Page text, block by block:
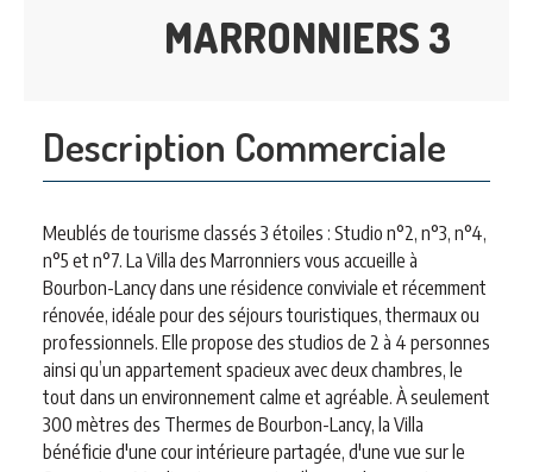
MARRONNIERS 3
Description Commerciale
Meublés de tourisme classés 3 étoiles : Studio n°2, n°3, n°4,
n°5 et n°7. La Villa des Marronniers vous accueille à
Bourbon-Lancy dans une résidence conviviale et récemment
rénovée, idéale pour des séjours touristiques, thermaux ou
professionnels. Elle propose des studios de 2 à 4 personnes
ainsi qu’un appartement spacieux avec deux chambres, le
tout dans un environnement calme et agréable. À seulement
300 mètres des Thermes de Bourbon-Lancy, la Villa
bénéficie d'une cour intérieure partagée, d'une vue sur le